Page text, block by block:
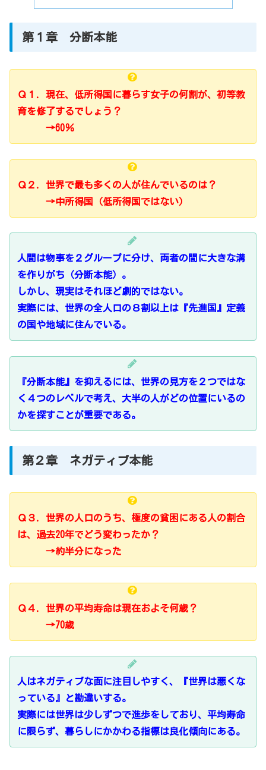
第１章 分断本能
Ｑ１．現在、低所得国に暮らす女子の何割が、初等教
育を修了するでしょう？
→60％
Ｑ２．世界で最も多くの人が住んでいるのは？
→中所得国（低所得国ではない）
人間は物事を２グループに分け、両者の間に大きな溝
を作りがち（分断本能）。
しかし、現実はそれほど劇的ではない。
実際には、世界の全人口の８割以上は『先進国』定義
の国や地域に住んでいる。
『分断本能』を抑えるには、世界の見方を２つではな
く４つのレベルで考え、大半の人がどの位置にいるの
かを探すことが重要である。
第２章 ネガティブ本能
Ｑ３．世界の人口のうち、極度の貧困にある人の割合
は、過去20年でどう変わったか？
→約半分になった
Ｑ４．世界の平均寿命は現在およそ何歳？
→70歳
人はネガティブな面に注目しやすく、『世界は悪くな
っている』と勘違いする。
実際には世界は少しずつで進歩をしており、平均寿命
に限らず、暮らしにかかわる指標は良化傾向にある。